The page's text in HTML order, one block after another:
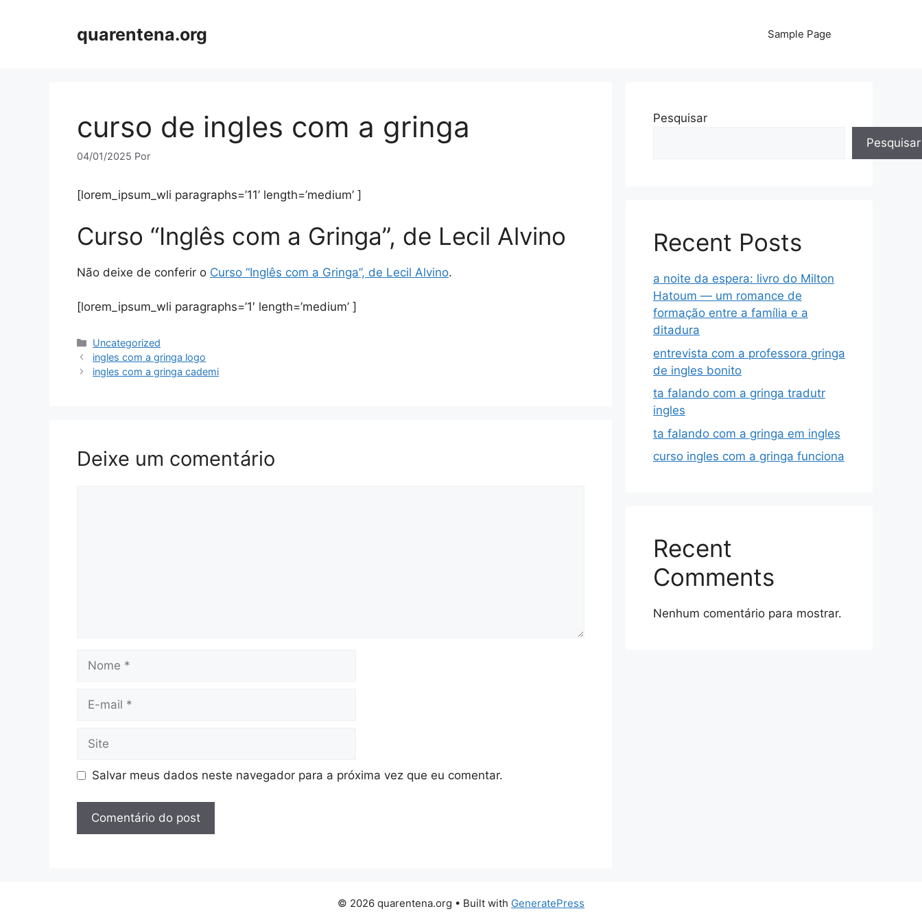
quarentena.org Sample Page
curso de ingles com a gringa
04/01/2025 Por
[lorem_ipsum_wli paragraphs=’11’ length=’medium’ ]
Curso “Inglês com a Gringa”, de Lecil Alvino
Não deixe de conferir o Curso “Inglês com a Gringa”, de Lecil Alvino.
[lorem_ipsum_wli paragraphs=’1′ length=’medium’ ]
Categorias
Uncategorized
ingles com a gringa logo
ingles com a gringa cademi
Deixe um comentário
Nome
Site
Salvar meus dados neste navegador para a próxima vez que eu comentar.
Pesquisar
Pesquisar
Recent Posts
a noite da espera: livro do Milton
Hatoum — um romance de
formação entre a família e a
ditadura
entrevista com a professora gringa
de ingles bonito
ta falando com a gringa tradutr
ingles
ta falando com a gringa em ingles
curso ingles com a gringa funciona
Recent
Comments
Nenhum comentário para mostrar.
© 2026 quarentena.org • Built with GeneratePress